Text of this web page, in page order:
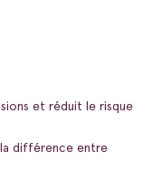
et réduit le risque
différence entre